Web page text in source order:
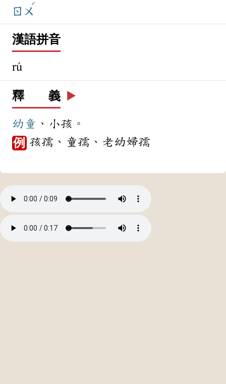
ㄖㄨ
ˊ
漢語拼音
rú
釋 義 ▶️
幼童 、小孩。
例 孩孺、童孺、老幼婦孺